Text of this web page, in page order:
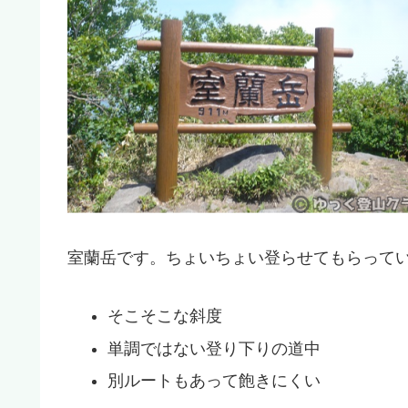
室蘭岳です。ちょいちょい登らせてもらって
そこそこな斜度
単調ではない登り下りの道中
別ルートもあって飽きにくい